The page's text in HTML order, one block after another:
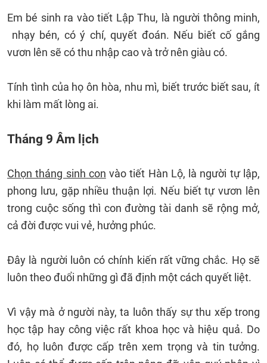
Em bé sinh ra vào tiết Lập Thu, là người thông minh,
nhạy bén, có ý chí, quyết đoán. Nếu biết cố gắng
vươn lên sẽ có thu nhập cao và trở nên giàu có.
Tính tình của họ ôn hòa, nhu mì, biết trước biết sau, ít
khi làm mất lòng ai.
Tháng 9 Âm lịch
Chọn tháng sinh con vào tiết Hàn Lộ, là người tự lập,
phong lưu, gặp nhiều thuận lợi. Nếu biết tự vươn lên
trong cuộc sống thì con đường tài danh sẽ rộng mở,
cả đời được vui vẻ, hưởng phúc.
Đây là người luôn có chính kiến rất vững chắc. Họ sẽ
luôn theo đuổi những gì đã định một cách quyết liệt.
Vì vậy mà ở người này, ta luôn thấy sự thu xếp trong
học tập hay công việc rất khoa học và hiệu quả. Do
đó, họ luôn được cấp trên xem trọng và tin tưởng.